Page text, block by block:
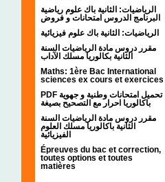
الرياضيات: الثانية باك علوم رياضية
البرنامج الدروس امتحانات و فروض
الرياضيات: الثانية باك علوم فيزيائية
مقرر دروس مادة الرياضيات السنة
الثانية بكالوريا مسلك الآداب
Maths: 1ère Bac International
sciences ex cours et exercices
PDF تحميل امتحانات وطنية و جهوية
باكالوريا احرار مع التصحيح بصيغة
مقرر دروس مادة الرياضيات السنة
الثانية باكالوريا مسلك العلوم
الفيزيائية
Épreuves du bac et correction,
toutes options et toutes
matières